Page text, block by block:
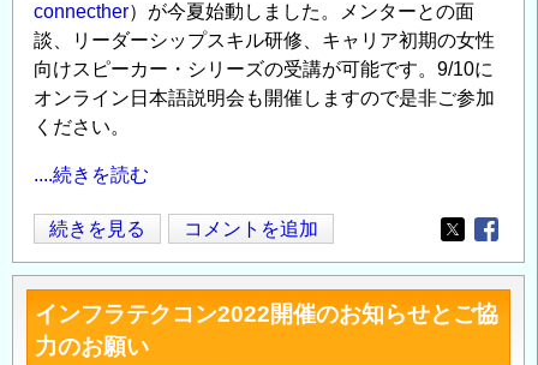
の
発
表
の
connecther）が今夏始動しました。メンターとの面
談、リーダーシップスキル研修、キャリア初期の女性
向けスピーカー・シリーズの受講が可能です。9/10に
オンライン日本語説明会も開催しますので是非ご参加
ください。
....続きを読む
英
語
で
の
活
続きを見る コメントを追加
Opens in
インフラテクコン2022開催のお知らせとご協
力のお願い